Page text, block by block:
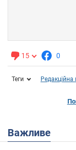
15 0
Теги Редакційна
Важливе